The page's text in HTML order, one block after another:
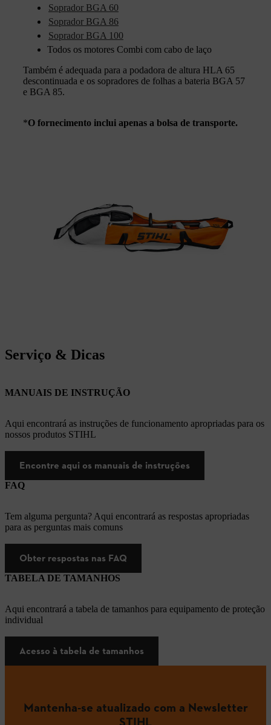
Soprador BGA 60
Soprador BGA 86
Soprador BGA 100
Todos os motores Combi com cabo de laço
Também é adequada para a podadora de altura HLA 65
descontinuada e os sopradores de folhas a bateria BGA 57
e BGA 85.
*O fornecimento inclui apenas a bolsa de transporte.
Serviço & Dicas
MANUAIS DE INSTRUÇÃO
Aqui encontrará as instruções de funcionamento apropriadas para os
nossos produtos STIHL
Encontre aqui os manuais de instruções
FAQ
Tem alguma pergunta? Aqui encontrará as respostas apropriadas
para as perguntas mais comuns
Obter respostas nas FAQ
TABELA DE TAMANHOS
Aqui encontrará a tabela de tamanhos para equipamento de proteção
individual
Acesso à tabela de tamanhos
Mantenha-se atualizado com a Newsletter
STIHL